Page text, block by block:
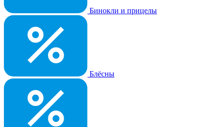
Бинокли и прицелы
Блёсны